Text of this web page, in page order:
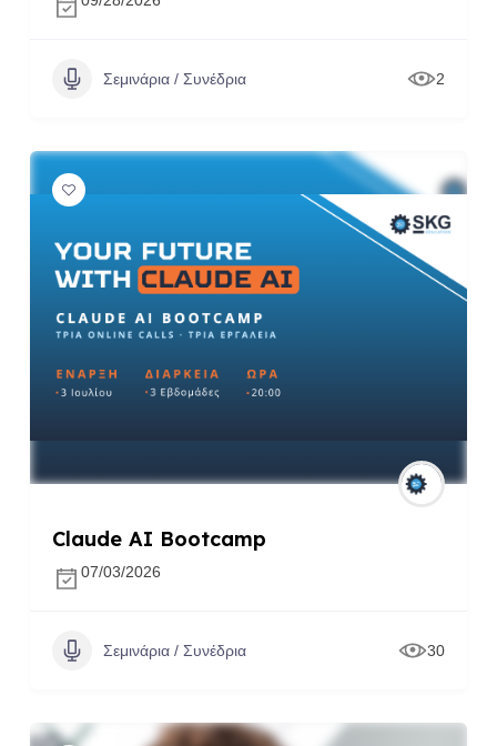
Σεμινάρια / Συνέδρια 2
Claude AI Bootcamp
07/03/2026
Σεμινάρια / Συνέδρια 30